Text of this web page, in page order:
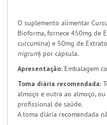
O suplemento alimentar
Bioforma, fornece 450mg de
curcumina) e 50mg de
nigrum) por cápsula.
Apresentação: Embalagem
Toma diária recomendada:
almoço e outra ao almoço,
profissional de saúde.
A toma diária recomendada